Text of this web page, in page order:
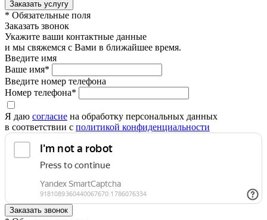
* Обязательные поля
Заказать звонок
Укажите ваши контактные данные
и мы свяжемся с Вами в ближайшее время.
Введите имя
Ваше имя*
Введите номер телефона
Номер телефона*
Я даю согласие на обработку персональных данных
в соответствии с политикой конфиденциальности